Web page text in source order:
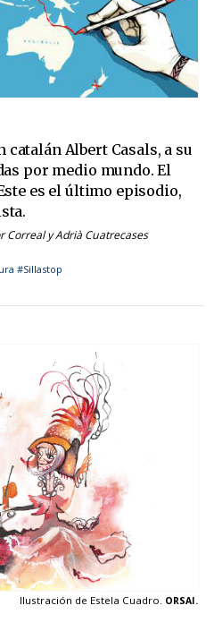
catalán Albert Casals, a su
por medio mundo. El
es el último episodio,
Correal y Adrià Cuatrecases
#Sillastop
Ilustración de Estela Cuadro. ORSAI.